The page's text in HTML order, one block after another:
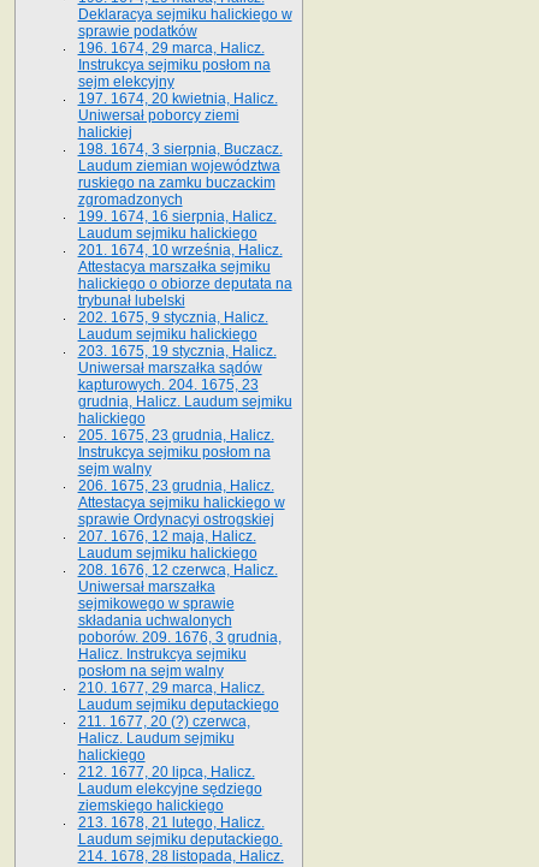
Deklaracya sejmiku halickiego w
sprawie podatków
196. 1674, 29 marca, Halicz.
Instrukcya sejmiku posłom na
sejm elekcyjny
197. 1674, 20 kwietnia, Halicz.
Uniwersał poborcy ziemi
halickiej
198. 1674, 3 sierpnia, Buczacz.
Laudum ziemian województwa
ruskiego na zamku buczackim
zgromadzonych
199. 1674, 16 sierpnia, Halicz.
Laudum sejmiku halickiego
201. 1674, 10 września, Halicz.
Attestacya marszałka sejmiku
halickiego o obiorze deputata na
trybunał lubelski
202. 1675, 9 stycznia, Halicz.
Laudum sejmiku halickiego
203. 1675, 19 stycznia, Halicz.
Uniwersał marszałka sądów
kapturowych. 204. 1675, 23
grudnia, Halicz. Laudum sejmiku
halickiego
205. 1675, 23 grudnia, Halicz.
Instrukcya sejmiku posłom na
sejm walny
206. 1675, 23 grudnia, Halicz.
Attestacya sejmiku halickiego w
sprawie Ordynacyi ostrogskiej
207. 1676, 12 maja, Halicz.
Laudum sejmiku halickiego
208. 1676, 12 czerwca, Halicz.
Uniwersał marszałka
sejmikowego w sprawie
składania uchwalonych
poborów. 209. 1676, 3 grudnia,
Halicz. Instrukcya sejmiku
posłom na sejm walny
210. 1677, 29 marca, Halicz.
Laudum sejmiku deputackiego
211. 1677, 20 (?) czerwca,
Halicz. Laudum sejmiku
halickiego
212. 1677, 20 lipca, Halicz.
Laudum elekcyjne sędziego
ziemskiego halickiego
213. 1678, 21 lutego, Halicz.
Laudum sejmiku deputackiego.
214. 1678, 28 listopada, Halicz.